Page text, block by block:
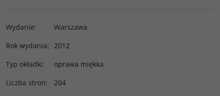
Wydanie:
Warszawa
Rok wydania: 2012
Typ okładki:
oprawa miękka
Liczba stron:
204